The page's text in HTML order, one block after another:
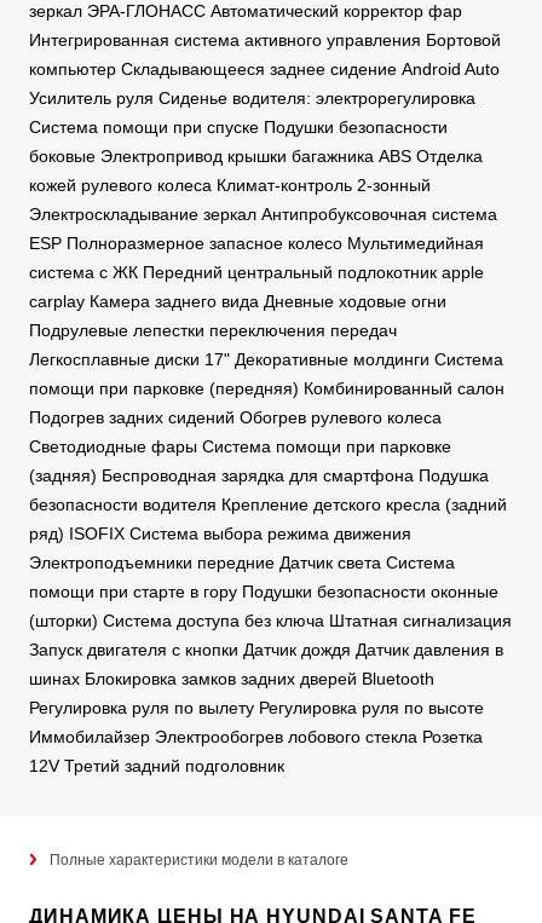
зеркал ЭРА-ГЛОНАСС Автоматический корректор фар
Интегрированная система активного управления Бортовой
компьютер Складывающееся заднее сидение Android Auto
Усилитель руля Сиденье водителя: электрорегулировка
Система помощи при спуске Подушки безопасности
боковые Электропривод крышки багажника ABS Отделка
кожей рулевого колеса Климат-контроль 2-зонный
Электроскладывание зеркал Антипробуксовочная система
ESP Полноразмерное запасное колесо Мультимедийная
система с ЖК Передний центральный подлокотник apple
carplay Камера заднего вида Дневные ходовые огни
Подрулевые лепестки переключения передач
Легкосплавные диски 17" Декоративные молдинги Система
помощи при парковке (передняя) Комбинированный салон
Подогрев задних сидений Обогрев рулевого колеса
Светодиодные фары Система помощи при парковке
(задняя) Беспроводная зарядка для смартфона Подушка
безопасности водителя Крепление детского кресла (задний
ряд) ISOFIX Система выбора режима движения
Электроподъемники передние Датчик света Система
помощи при старте в гору Подушки безопасности оконные
(шторки) Система доступа без ключа Штатная сигнализация
Запуск двигателя с кнопки Датчик дождя Датчик давления в
шинах Блокировка замков задних дверей Bluetooth
Регулировка руля по вылету Регулировка руля по высоте
Иммобилайзер Электрообогрев лобового стекла Розетка
12V Третий задний подголовник
Полные характеристики модели в каталоге
ДИНАМИКА ЦЕНЫ НА HYUNDAI SANTA FE